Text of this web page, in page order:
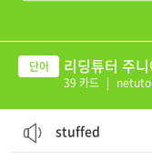
리딩튜터 주
39 카드 |
stuffed